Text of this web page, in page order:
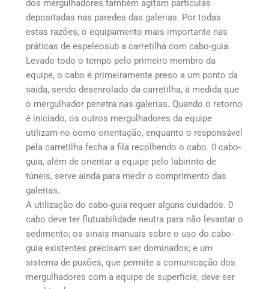
dos mergulhadores também agitam partículas
depositadas nas paredes das galerias. Por todas
estas razões, o equipamento mais importante nas
práticas de espeleosub a carretilha com cabo-guia.
Levado todo o tempo pelo primeiro membro da
equipe, o cabo é primeiramente preso a um ponto da
saída, sendo desenrolado da carretilha, à medida que
o mergulhador penetra nas galerias. Quando o retorno
é iniciado, os outros mergulhadores da equipe
utilizam-no como orientação, enquanto o responsável
pela carretilha fecha a fila recolhendo o cabo. 0 cabo-
guia, além de orientar a equipe pelo labirinto de
túneis, serve ainda para medir o comprimento das
galerias.
A utilização do cabo-guia requer alguns cuidados. 0
cabo deve ter flutuabilidade neutra para não levantar o
sedimento; os sinais manuais sobre o uso do cabo-
guia existentes precisam ser dominados; e um
sistema de puxões, que permite a comunicação dos
mergulhadores com a equipe de superfície, deve ser